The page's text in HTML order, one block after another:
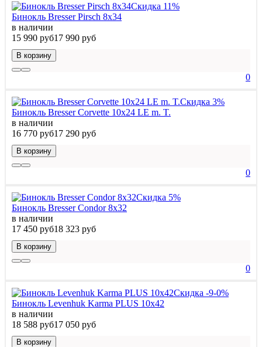
Скидка 11%
Бинокль Bresser Pirsch 8x34
в наличии
15 990 руб17 990 руб
В корзину
0
Скидка 3%
Бинокль Bresser Corvette 10x24 LE m. T.
в наличии
16 770 руб17 290 руб
В корзину
0
Скидка 5%
Бинокль Bresser Condor 8x32
в наличии
17 450 руб18 323 руб
В корзину
0
Скидка -9-0%
Бинокль Levenhuk Karma PLUS 10x42
в наличии
18 588 руб17 050 руб
В корзину